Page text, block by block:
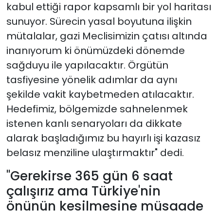
kabul ettiği rapor kapsamlı bir yol haritası
sunuyor. Sürecin yasal boyutuna ilişkin
mütalalar, gazi Meclisimizin çatısı altında
inanıyorum ki önümüzdeki dönemde
sağduyu ile yapılacaktır. Örgütün
tasfiyesine yönelik adımlar da aynı
şekilde vakit kaybetmeden atılacaktır.
Hedefimiz, bölgemizde sahnelenmek
istenen kanlı senaryoları da dikkate
alarak başladığımız bu hayırlı işi kazasız
belasız menziline ulaştırmaktır" dedi.
"Gerekirse 365 gün 6 saat
çalışırız ama Türkiye'nin
önünün kesilmesine müsaade